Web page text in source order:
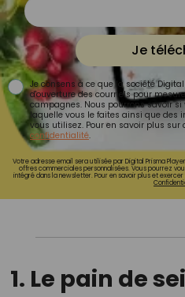
Je
Je consens à ce que la société
d'ouverture des courriels pour
campagnes. Nous pourrons savoir si
laquelle vous le faites ainsi que des
vous utilisez. Pour en savoir plus sur
confidentialité.
Votre adresse email sera utilisée par Digital Prisma
offres commerciales personnalisées. Vous pourrez
intégré dans la newsletter. Pour en savoir plus et
1. Le pain de